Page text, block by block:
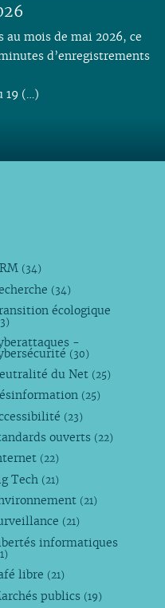
mois de mai 2026, ce
d’enregistrements
19 (…)
(34)
(34)
écologique
-
(30)
du Net (25)
(25)
(23)
ouverts (22)
(22)
Tech (21)
(21)
(21)
informatiques
libre (21)
publics (19)